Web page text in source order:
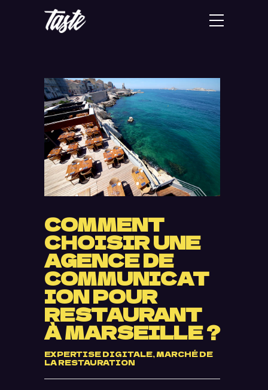
COMMENT
CHOISIR UNE
AGENCE DE
COMMUNICAT
ION POUR
RESTAURANT
À MARSEILLE ?
EXPERTISE DIGITALE,MARCHÉ DE
LA RESTAURATION